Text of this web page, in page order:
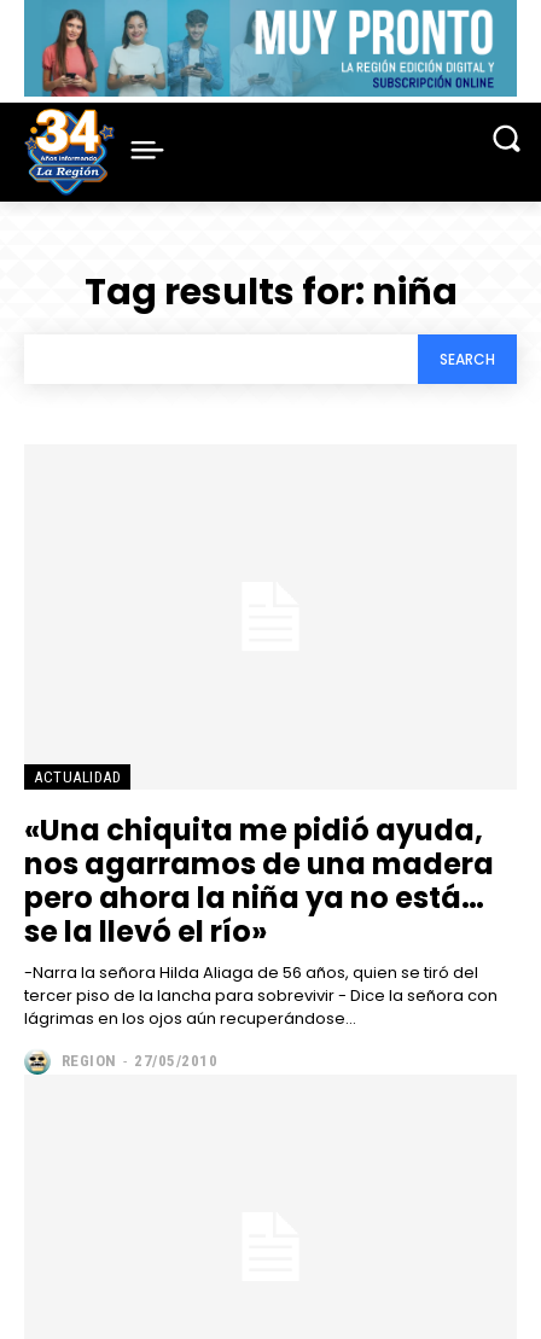
Tag results for: niña
SEARCH
ACTUALIDAD
«Una chiquita me pidió ayuda,
nos agarramos de una madera
pero ahora la niña ya no está…
se la llevó el río»
-Narra la señora Hilda Aliaga de 56 años, quien se tiró del
tercer piso de la lancha para sobrevivir - Dice la señora con
lágrimas en los ojos aún recuperándose...
REGION - 27/05/2010